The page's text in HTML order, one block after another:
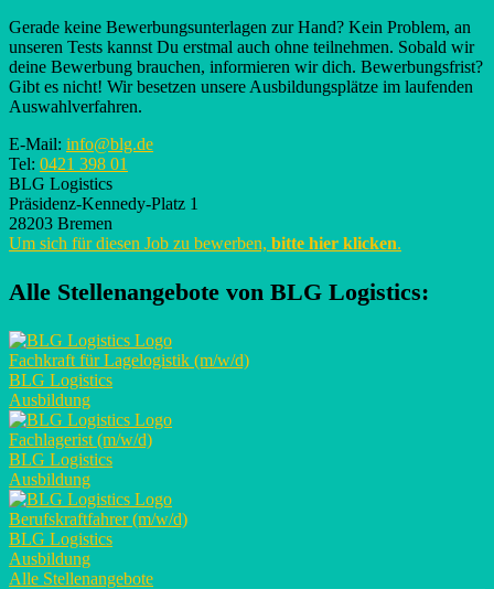
Gerade keine Bewerbungsunterlagen zur Hand? Kein Problem, an
unseren Tests kannst Du erstmal auch ohne teilnehmen. Sobald wir
deine Bewerbung brauchen, informieren wir dich. Bewerbungsfrist?
Gibt es nicht! Wir besetzen unsere Ausbildungsplätze im laufenden
Auswahlverfahren.
E-Mail: info@blg.de
Tel: 0421 398 01
BLG Logistics
Präsidenz-Kennedy-Platz 1
28203 Bremen
Um sich für diesen Job zu bewerben, bitte hier klicken.
Alle Stellenangebote von BLG Logistics:
Fachkraft für Lagelogistik (m/w/d)
BLG Logistics
Ausbildung
Fachlagerist (m/w/d)
BLG Logistics
Ausbildung
Berufskraftfahrer (m/w/d)
BLG Logistics
Ausbildung
Alle Stellenangebote